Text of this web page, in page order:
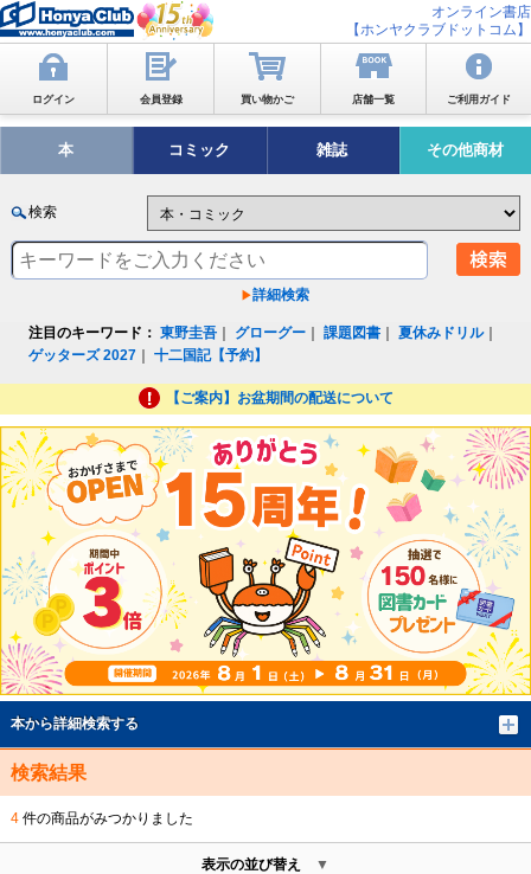
オンライン書店
【ホンヤクラブドットコム】
ログイン 会員登録 買い物かご 店舗一覧 ご利用ガイド
本 コミック 雑誌 その他商材
検索
詳細検索
注目のキーワード： 東野圭吾 グローグー ｜課題図書 ｜夏休みドリル｜
ゲッターズ 2027 ｜十二国記【予約】
【ご案内】お盆期間の配送について
本から詳細検索する
検索結果
4件の商品がみつかりました
表示の並び替え